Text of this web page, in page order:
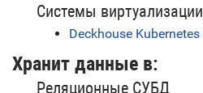
Системы виртуализации
Deckhouse
Хранит данные в:
Реляционные СУБД